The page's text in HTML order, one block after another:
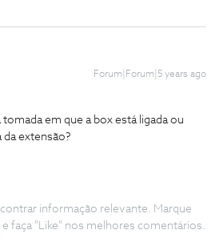
Forum|Forum|5 years ago
em que a box está ligada ou
da extensão?
informação relevante. Marque
faça "Like" nos melhores comentários.